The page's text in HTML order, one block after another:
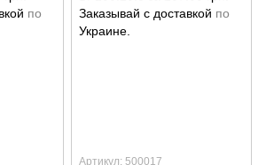
Артикул: 500017